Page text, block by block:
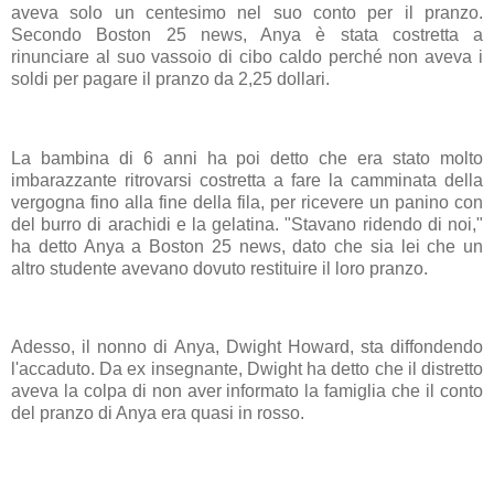
aveva solo un centesimo nel suo conto per il pranzo.
Secondo Boston 25 news, Anya è stata costretta a
rinunciare al suo vassoio di cibo caldo perché non aveva i
soldi per pagare il pranzo da 2,25 dollari.
La bambina di 6 anni ha poi detto che era stato molto
imbarazzante ritrovarsi costretta a fare la camminata della
vergogna fino alla fine della fila, per ricevere un panino con
del burro di arachidi e la gelatina. "Stavano ridendo di noi,"
ha detto Anya a Boston 25 news, dato che sia lei che un
altro studente avevano dovuto restituire il loro pranzo.
Adesso, il nonno di Anya, Dwight Howard, sta diffondendo
l'accaduto. Da ex insegnante, Dwight ha detto che il distretto
aveva la colpa di non aver informato la famiglia che il conto
del pranzo di Anya era quasi in rosso.